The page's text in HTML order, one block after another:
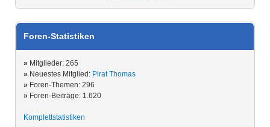
Foren-Statistiken
» Mitglieder: 265
» Neuestes Mitglied: Pirat Thomas
» Foren-Themen: 296
» Foren-Beiträge: 1.620
Komplettstatistiken